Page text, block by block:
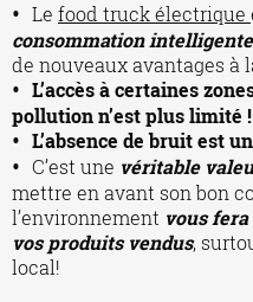
Le food truck électrique
consommation intelligente
de nouveaux avantages à
L’accès à certaines
pollution n’est plus limité !
L’absence de bruit est
C’est une véritable
mettre en avant son bon
l’environnement vous
vos produits vendus,
local!